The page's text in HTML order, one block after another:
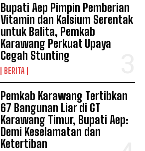
Bupati Aep Pimpin Pemberian
Vitamin dan Kalsium Serentak
untuk Balita, Pemkab
Karawang Perkuat Upaya
Cegah Stunting
BERITA
Pemkab Karawang Tertibkan
67 Bangunan Liar di GT
Karawang Timur, Bupati Aep:
Demi Keselamatan dan
Ketertiban